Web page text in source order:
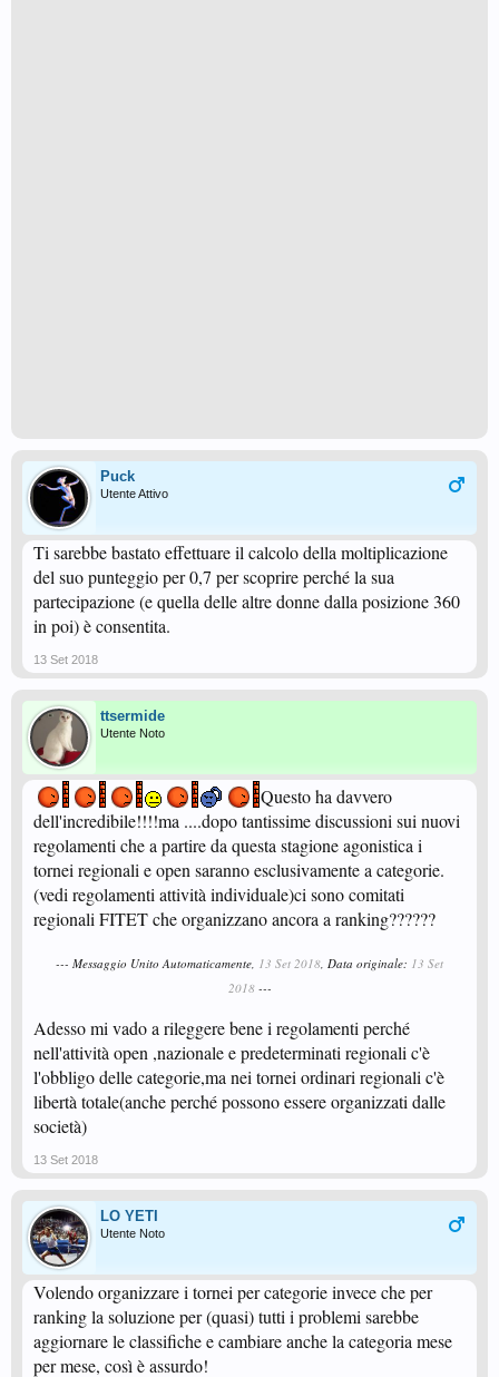
Puck
Utente Attivo
Ti sarebbe bastato effettuare il calcolo della moltiplicazione
del suo punteggio per 0,7 per scoprire perché la sua
partecipazione (e quella delle altre donne dalla posizione 360
in poi) è consentita.
13 Set 2018
ttsermide
Utente Noto
Questo ha davvero
dell'incredibile!!!!ma ....dopo tantissime discussioni sui nuovi
regolamenti che a partire da questa stagione agonistica i
tornei regionali e open saranno esclusivamente a categorie.
(vedi regolamenti attività individuale)ci sono comitati
regionali FITET che organizzano ancora a ranking??????
--- Messaggio Unito Automaticamente, 13 Set 2018, Data originale: 13 Set
2018---
Adesso mi vado a rileggere bene i regolamenti perché
nell'attività open ,nazionale e predeterminati regionali c'è
l'obbligo delle categorie,ma nei tornei ordinari regionali c'è
libertà totale(anche perché possono essere organizzati dalle
società)
13 Set 2018
LO YETI
Utente Noto
Volendo organizzare i tornei per categorie invece che per
ranking la soluzione per (quasi) tutti i problemi sarebbe
aggiornare le classifiche e cambiare anche la categoria mese
per mese, così è assurdo!